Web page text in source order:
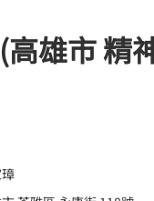
雄市 精